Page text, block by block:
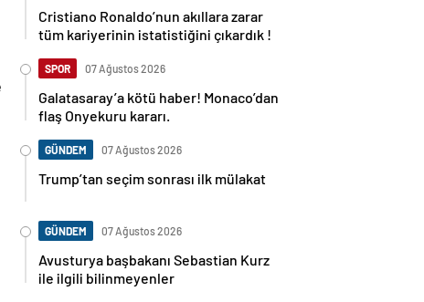
Cristiano Ronaldo’nun akıllara zarar
tüm kariyerinin istatistiğini çıkardık !
SPOR 07 Ağustos 2026
Galatasaray’a kötü haber! Monaco’dan
flaş Onyekuru kararı.
GÜNDEM 07 Ağustos 2026
Trump’tan seçim sonrası ilk mülakat
GÜNDEM 07 Ağustos 2026
Avusturya başbakanı Sebastian Kurz
ile ilgili bilinmeyenler